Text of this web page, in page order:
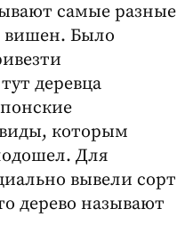
самые разные
вишен. Было
деревца
которым
Для
вывели сорт
дерево называют